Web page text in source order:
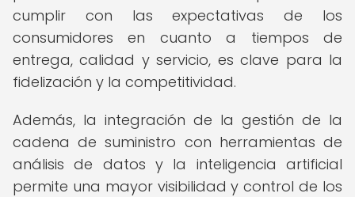
cumplir con las expectativas de los
consumidores en cuanto a tiempos de
entrega, calidad y servicio, es clave para la
fidelización y la competitividad.
Además, la integración de la gestión de la
cadena de suministro con herramientas de
análisis de datos y la inteligencia artificial
permite una mayor visibilidad y control de los